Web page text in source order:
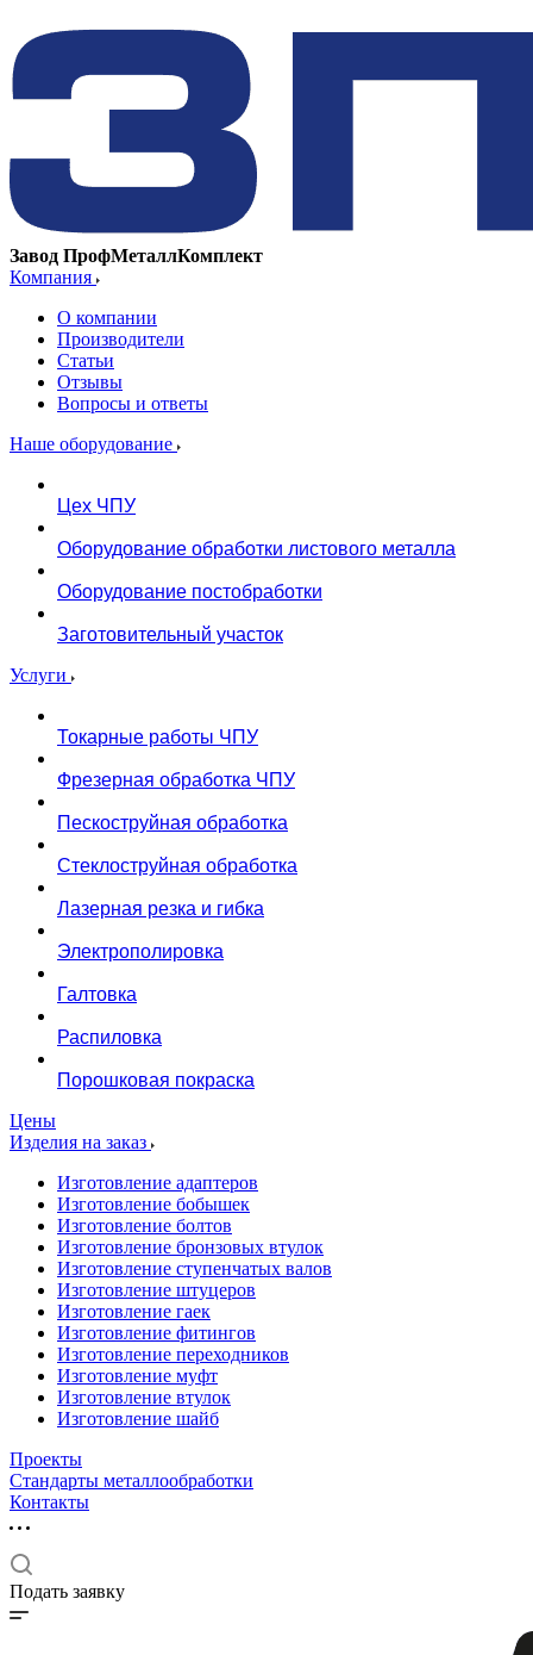
Завод ПрофМеталлКомплект
Компания
О компании
Производители
Статьи
Отзывы
Вопросы и ответы
Наше оборудование
Цех ЧПУ
Оборудование обработки листового металла
Оборудование постобработки
Заготовительный участок
Услуги
Токарные работы ЧПУ
Фрезерная обработка ЧПУ
Пескоструйная обработка
Стеклоструйная обработка
Лазерная резка и гибка
Электрополировка
Галтовка
Распиловка
Порошковая покраска
Цены
Изделия на заказ
Изготовление адаптеров
Изготовление бобышек
Изготовление болтов
Изготовление бронзовых втулок
Изготовление ступенчатых валов
Изготовление штуцеров
Изготовление гаек
Изготовление фитингов
Изготовление переходников
Изготовление муфт
Изготовление втулок
Изготовление шайб
Проекты
Стандарты металлообработки
Контакты
Подать заявку